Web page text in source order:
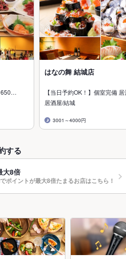
はなの舞 結城店
【当日予約OK！】個室完備
居酒屋/結城
3001～4000円
する
大8倍
ポイントが最大8倍たまるお店はこちら！